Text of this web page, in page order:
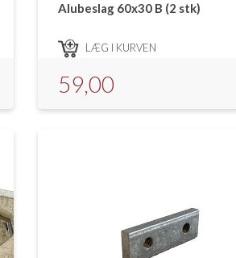
Alubeslag 60x30 B (2 stk)
LÆG I KURVEN
59,00